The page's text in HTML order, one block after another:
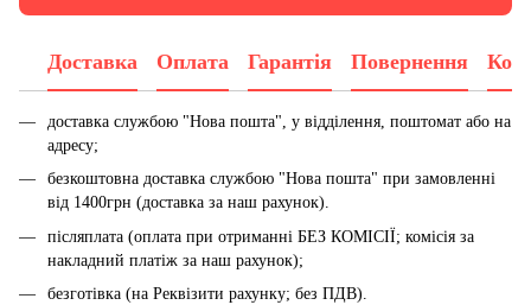
Доставка Оплата Гарантія Повернення
доставка службою "Нова пошта", у відділення, поштомат або на
адресу;
безкоштовна доставка службою "Нова пошта" при замовленні
від 1400грн (доставка за наш рахунок).
післяплата (оплата при отриманні БЕЗ КОМІСІЇ; комісія за
накладний платіж за наш рахунок);
безготівка (на Реквізити рахунку; без ПДВ).